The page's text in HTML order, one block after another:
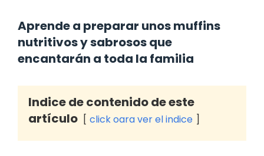
Aprende a preparar unos muffins
nutritivos y sabrosos que
encantarán a toda la familia
Indice de contenido de este
artículo
click oara ver el indice